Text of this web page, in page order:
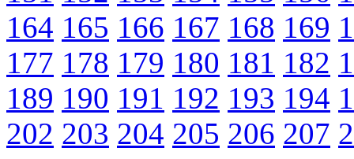
164 165 166 167 168 169
177 178 179 180 181 182
189 190 191 192 193 194
202 203 204 205 206 207